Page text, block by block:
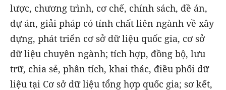
lược, chương trình, cơ chế, chính sách, đề án,
dự án, giải pháp có tính chất liên ngành về xây
dựng, phát triển cơ sở dữ liệu quốc gia, cơ sở
dữ liệu chuyên ngành; tích hợp, đồng bộ, lưu
trữ, chia sẻ, phân tích, khai thác, điều phối dữ
liệu tại Cơ sở dữ liệu tổng hợp quốc gia; sơ kết,